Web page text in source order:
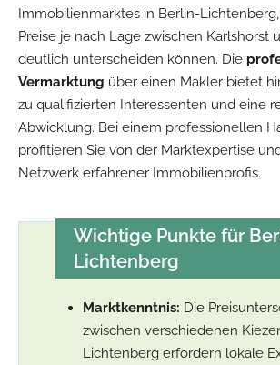
Immobilienmarktes in Berlin-
Preise je nach Lage zwischen Karlshorst
deutlich unterscheiden können. Die
Vermarktung über einen Makler bietet
zu qualifizierten Interessenten und eine
Abwicklung. Bei einem professionellen
profitieren Sie von der Marktexpertise
Netzwerk erfahrener Immobilienprofis.
Wichtige Punkte für
Lichtenberg
Marktkenntnis: Die
zwischen verschiedenen
Lichtenberg erfordern lokale